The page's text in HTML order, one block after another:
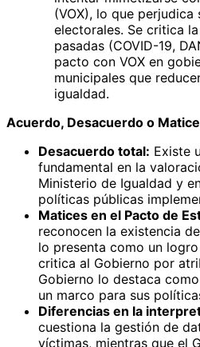
(VOX), lo que perjudica
electorales. Se critica
pasadas (COVID-19,
pacto con VOX en
municipales que
igualdad.
Acuerdo, Desacuerdo o
Desacuerdo total: Existe
fundamental en la
Ministerio de Igualdad y
políticas públicas
Matices en el Pacto de
reconocen la existencia
lo presenta como un
critica al Gobierno por
Gobierno lo destaca
un marco para sus
Diferencias en la
cuestiona la gestión de
víctimas, mientras que el